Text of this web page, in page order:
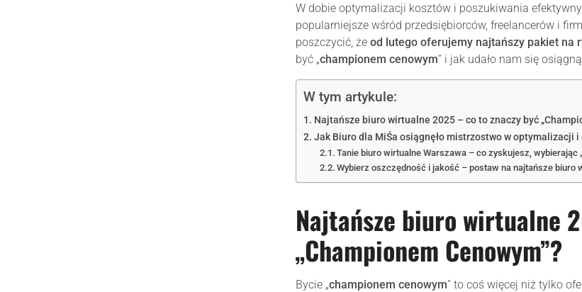
W dobie optymalizacji kosztów i poszukiwania
popularniejsze wśród przedsiębiorców, freelancerów i
poszczycić, że od lutego oferujemy najtańszy pakiet na
być „championem cenowym” i jak udało nam się
W tym artykule:
Najtańsze biuro wirtualne 2025 – co to znaczy być
Jak Biuro dla MiŚa osiągnęło mistrzostwo w optymalizacji i
Tanie biuro wirtualne Warszawa – co zyskujesz, wybierając
Wybierz oszczędność i jakość – postaw na najtańsze biuro
Najtańsze biuro wirtualne
„Championem Cenowym”?
Bycie „championem cenowym” to coś więcej niż tylko